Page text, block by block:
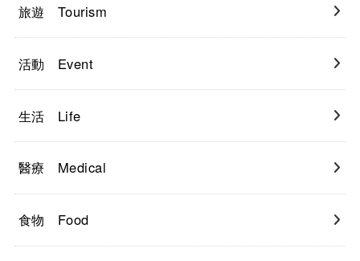
旅遊 Tourism
活動 Event
生活 Life
醫療 Medical
食物 Food